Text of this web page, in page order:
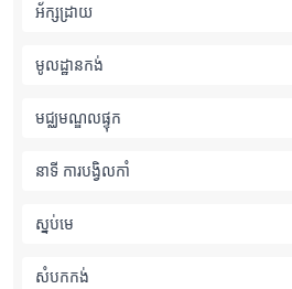
អ័ក្សដ្រាយ
មូលដ្ឋានកង់
មជ្ឈមណ្ឌលផ្ទុក
នាទី ការបង្វិលកាំ
ស្នប់មេ
សំបកកង់